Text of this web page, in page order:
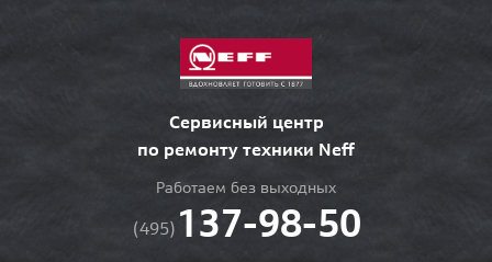
Сервисный центр
по ремонту техники Neff
Работаем без выходных
(495) 137-98-50